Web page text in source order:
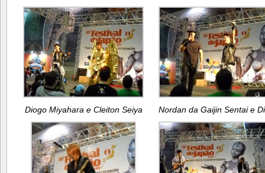
Diogo Miyahara e Cleiton Seiya Nordan da Gaijin Sentai e